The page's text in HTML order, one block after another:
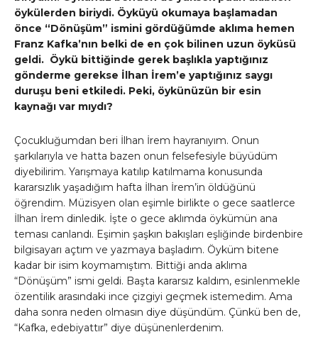
öykülerden biriydi. Öyküyü okumaya başlamadan
önce “Dönüşüm” ismini gördüğümde aklıma hemen
Franz Kafka’nın belki de en çok bilinen uzun öyküsü
geldi. Öykü bittiğinde gerek başlıkla yaptığınız
gönderme gerekse İlhan İrem’e yaptığınız saygı
duruşu beni etkiledi. Peki, öykünüzün bir esin
kaynağı var mıydı?
Çocukluğumdan beri İlhan İrem hayranıyım. Onun
şarkılarıyla ve hatta bazen onun felsefesiyle büyüdüm
diyebilirim. Yarışmaya katılıp katılmama konusunda
kararsızlık yaşadığım hafta İlhan İrem’in öldüğünü
öğrendim. Müzisyen olan eşimle birlikte o gece saatlerce
İlhan İrem dinledik. İşte o gece aklımda öykümün ana
teması canlandı. Eşimin şaşkın bakışları eşliğinde birdenbire
bilgisayarı açtım ve yazmaya başladım. Öyküm bitene
kadar bir isim koymamıştım. Bittiği anda aklıma
“Dönüşüm” ismi geldi. Başta kararsız kaldım, esinlenmekle
özentilik arasındaki ince çizgiyi geçmek istemedim. Ama
daha sonra neden olmasın diye düşündüm. Çünkü ben de,
“Kafka, edebiyattır” diye düşünenlerdenim.